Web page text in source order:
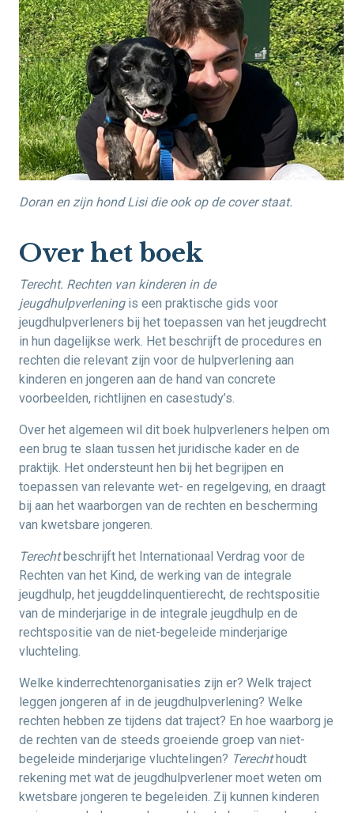
Doran en zijn hond Lisi die ook op de cover staat.
Over het boek
Terecht. Rechten van kinderen in de
jeugdhulpverleningis een praktische gids voor
jeugdhulpverleners bij het toepassen van het jeugdrecht
in hun dagelijkse werk. Het beschrijft de procedures en
rechten die relevant zijn voor de hulpverlening aan
kinderen en jongeren aan de hand van concrete
voorbeelden, richtlijnen en casestudy’s.
Over het algemeen wil dit boek hulpverleners helpen om
een brug te slaan tussen het juridische kader en de
praktijk. Het ondersteunt hen bij het begrijpen en
toepassen van relevante wet- en regelgeving, en draagt
bij aan het waarborgen van de rechten en bescherming
van kwetsbare jongeren.
Terechtbeschrijft het Internationaal Verdrag voor de
Rechten van het Kind, de werking van de integrale
jeugdhulp, het jeugddelinquentierecht, de rechtspositie
van de minderjarige in de integrale jeugdhulp en de
rechtspositie van de niet-begeleide minderjarige
vluchteling.
Welke kinderrechtenorganisaties zijn er? Welk traject
leggen jongeren af in de jeugdhulpverlening? Welke
rechten hebben ze tijdens dat traject? En hoe waarborg je
de rechten van de steeds groeiende groep van niet-
begeleide minderjarige vluchtelingen? Terecht houdt
rekening met wat de jeugdhulpverlener moet weten om
kwetsbare jongeren te begeleiden. Zij kunnen kinderen